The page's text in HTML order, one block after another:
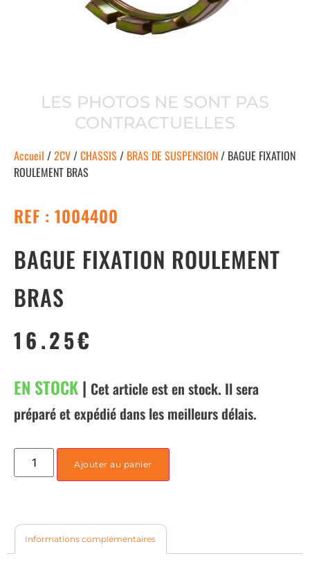
LES PHOTOS NE SONT PAS
CONTRACTUELLES
Accueil /2CV/CHASSIS/ BRAS DE SUSPENSION/ BAGUE FIXATION
ROULEMENT BRAS
REF : 1004400
BAGUE FIXATION ROULEMENT
BRAS
16.25€
EN STOCK| Cet article est en stock. Il sera
préparé et expédié dans les meilleurs délais.
Ajouter au panier
Informations complémentaires